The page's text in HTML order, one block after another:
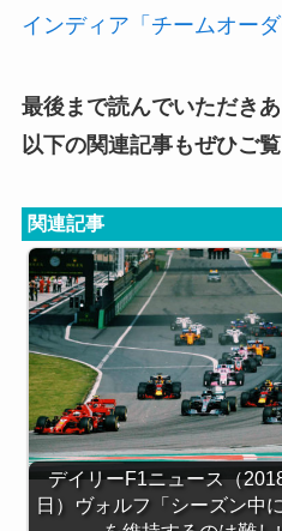
インディア「チームオーダ
最後まで読んでいただき
以下の関連記事もぜひご覧
関連記事
デイリーF1ニュース（
日）ヴォルフ「シーズン中